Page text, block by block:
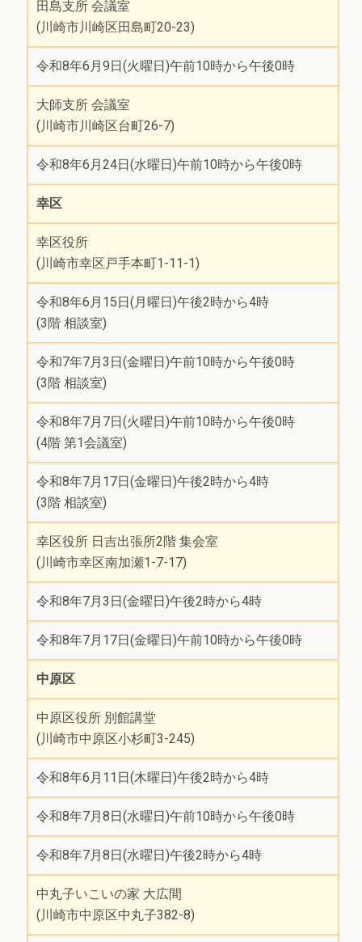
田島支所 会議室
(川崎市川崎区田島町20-23)
令和8年6月9日(火曜日)午前10時から午後0時
大師支所 会議室
(川崎市川崎区台町26-7)
令和8年6月24日(水曜日)午前10時から午後0時
幸区
幸区役所
(川崎市幸区戸手本町1-11-1)
令和8年6月15日(月曜日)午後2時から4時
(3階 相談室)
令和7年7月3日(金曜日)午前10時から午後0時
(3階 相談室)
令和8年7月7日(火曜日)午前10時から午後0時
(4階 第1会議室)
令和8年7月17日(金曜日)午後2時から4時
(3階 相談室)
幸区役所 日吉出張所2階 集会室
(川崎市幸区南加瀬1-7-17)
令和8年7月3日(金曜日)午後2時から4時
令和8年7月17日(金曜日)午前10時から午後0時
中原区
中原区役所 別館講堂
(川崎市中原区小杉町3-245)
令和8年6月11日(木曜日)午後2時から4時
令和8年7月8日(水曜日)午前10時から午後0時
令和8年7月8日(水曜日)午後2時から4時
中丸子いこいの家 大広間
(川崎市中原区中丸子382-8)